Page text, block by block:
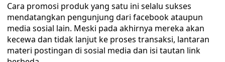
Cara promosi produk yang satu ini selalu sukses
mendatangkan pengunjung dari facebook ataupun
media sosial lain. Meski pada akhirnya mereka akan
kecewa dan tidak lanjut ke proses transaksi, lantaran
materi postingan di sosial media dan isi tautan link